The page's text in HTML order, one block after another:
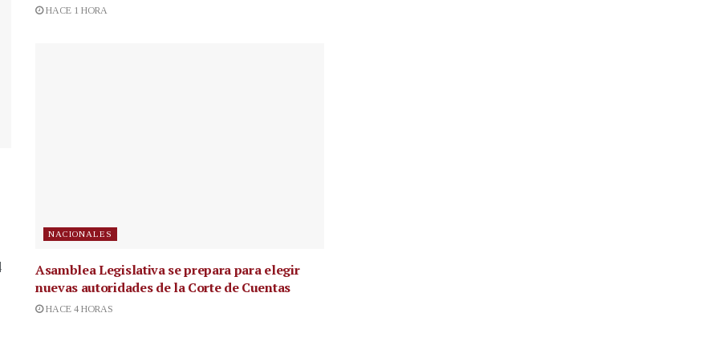
HACE 1 HORA
NACIONALES
Asamblea Legislativa se prepara para elegir
nuevas autoridades de la Corte de Cuentas
HACE 4 HORAS